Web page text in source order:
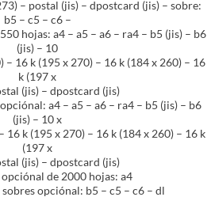
– postal (jis) – dpostcard (jis) – sobre:
b5 – c5 – c6 –
hojas: a4 – a5 – a6 – ra4 – b5 (jis) – b6
(jis) – 10
16 k (195 x 270) – 16 k (184 x 260) – 16
k (197 x
(jis) – dpostcard (jis)
a4 – a5 – a6 – ra4 – b5 (jis) – b6
(jis) – 10 x
16 k (195 x 270) – 16 k (184 x 260) – 16 k
(197 x
(jis) – dpostcard (jis)
de 2000 hojas: a4
opciónal: b5 – c5 – c6 – dl